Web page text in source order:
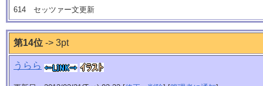
614 セッツァー文更新
第14位 -> 3pt
うらら